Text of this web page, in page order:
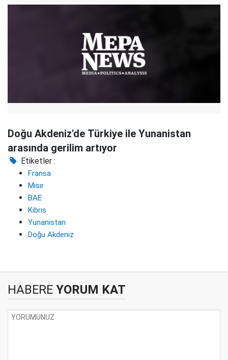
Doğu Akdeniz'de Türkiye ile Yunanistan
arasında gerilim artıyor
Etiketler :
Fransa
Mısır
BAE
Kıbrıs
Yunanistan
Doğu Akdeniz
HABERE YORUM KAT